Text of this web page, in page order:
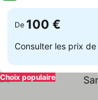
De 100 €
Consulter les prix de
Choix populaire